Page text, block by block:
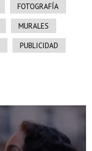
FOTOGRAFÍA
MURALES
PUBLICIDAD